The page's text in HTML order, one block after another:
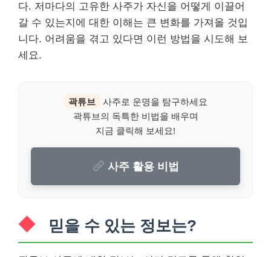
다. 저마다의 고유한 사주가 자신을 어떻게 이끌어
갈 수 있는지에 대한 이해는 큰 변화를 가져올 것입
니다. 어려움을 겪고 있다면 이런 방법을 시도해 보
세요.
곽튜브 사주로 운명을 탐구하세요
곽튜브의 독특한 비법을 배우며
지금 클릭해 보세요!
사주 활용 비법
믿을 수 있는 정보는?